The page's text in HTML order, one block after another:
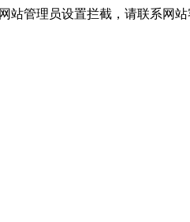
站管理员设置拦截，请联系网站